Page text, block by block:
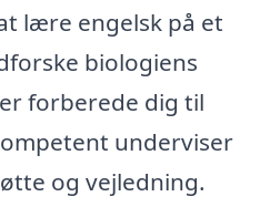
lære engelsk på et
biologiens
forberede dig til
underviser
og vejledning.